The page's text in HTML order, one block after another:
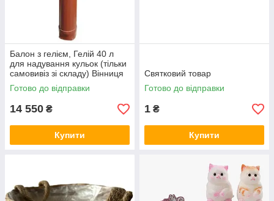
Балон з гелієм, Гелій 40 л
для надування кульок (тільки
самовивіз зі складу) Вінниця
Готово до відправки
14 550 ₴
Купити
Святковий товар
Готово до відправки
1 ₴
Купити